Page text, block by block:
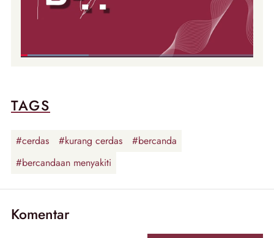
TAGS
#cerdas #kurang cerdas
#bercanda
#bercandaan menyakiti
Komentar